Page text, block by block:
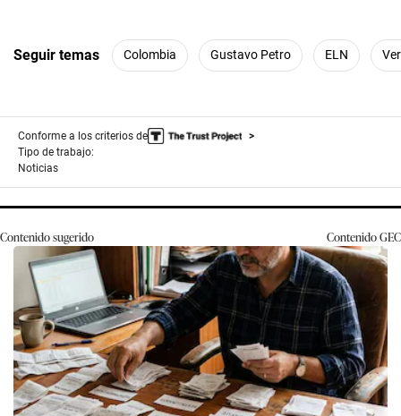
Seguir temas Colombia Gustavo Petro ELN
Conforme a los criterios de
Tipo de trabajo:
Noticias
Contenido sugerido ContenidoGEC